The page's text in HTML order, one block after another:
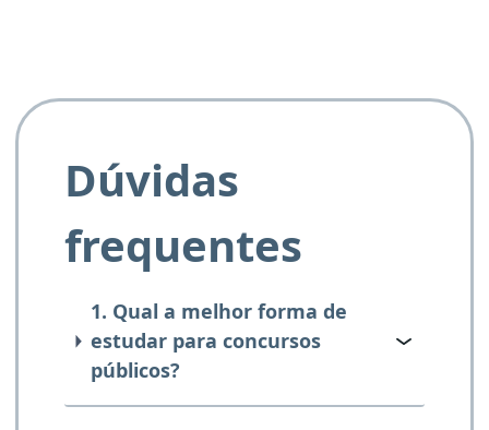
Dúvidas
frequentes
1. Qual a melhor forma de
estudar para concursos
públicos?